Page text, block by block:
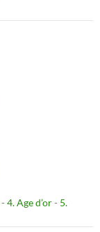
- 4. Age d’or- 5.